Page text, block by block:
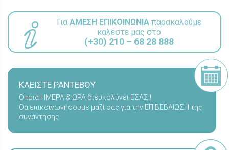
ΓιαΑΜΕΣΗ ΕΠΙΚΟΙΝΩΝΙΑ παρακαλούμε
καλέστε μας στο
(+30) 210 – 68 28 888
ΚΛΕΙΣΤΕ ΡΑΝΤΕΒΟΥ
Όποια ΗΜΕΡΑ & ΩΡΑ διευκολύνει ΕΣΑΣ !
Θα επικοινωνήσουμε μαζί σας για την ΕΠΙΒΕΒΑΙΩΣΗ της
συνάντησης.